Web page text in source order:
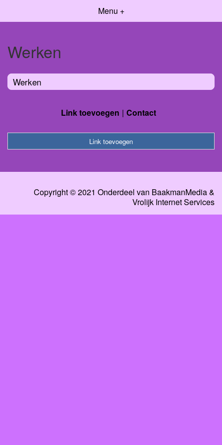
Menu +
Werken
Werken
Link toevoegen Contact
Link toevoegen
Copyright © 2021 Onderdeel van BaakmanMedia&
Vrolijk Internet Services